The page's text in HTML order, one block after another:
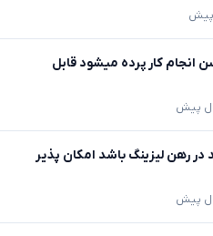
انجام کار پرده میشود قابل
در رهن لیزینگ باشد امکان پذیر